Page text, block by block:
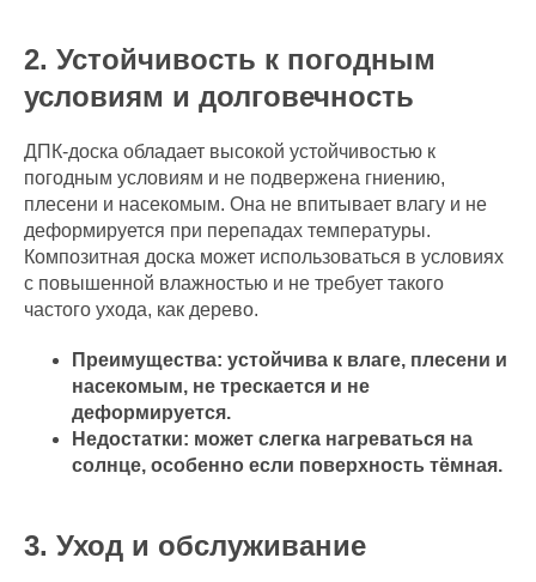
2. Устойчивость к погодным
условиям и долговечность
ДПК-доска обладает высокой устойчивостью к
погодным условиям и не подвержена гниению,
плесени и насекомым. Она не впитывает влагу и не
деформируется при перепадах температуры.
Композитная доска может использоваться в условиях
с повышенной влажностью и не требует такого
частого ухода, как дерево.
Преимущества: устойчива к влаге, плесени и
насекомым, не трескается и не
деформируется.
Недостатки: может слегка нагреваться на
солнце, особенно если поверхность тёмная.
3. Уход и обслуживание